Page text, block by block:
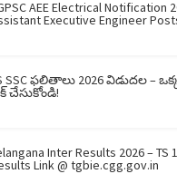
AEE Electrical Notification
Executive Engineer
SSC ఫలితాలు 2026 విడుదల –
చేసుకోండి!
Inter Results 2026 – TS
Link @ tgbie.cgg.gov.in